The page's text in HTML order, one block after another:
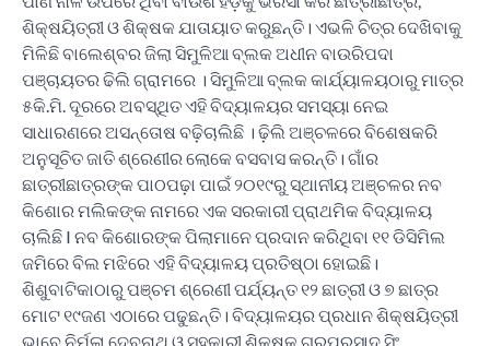
ଶିକ୍ଷୟିତ୍ରୀ ଓ ଶିକ୍ଷକ ଯାତାୟାତ କରୁଛନ୍ତି। ଏଭଳି ଚିତ୍ର ଦେଖିବାକୁ
ମିଳିଛି ବାଲେଶ୍ବର ଜିଲା ସିମୁଳିଆ ବ୍ଲକ ଅଧୀନ ବାଉରିପଦା
ପଞ୍ଚାୟତର ଢିଲି ଗ୍ରାମରେ । ସିମୁଳିଆ ବ୍ଲକ କାର୍ଯ୍ୟାଳୟଠାରୁ ମାତ୍ର
୫କି.ମି. ଦୂରରେ ଅବସ୍ଥିତ ଏହି ବିଦ୍ୟାଳୟର ସମସ୍ୟା ନେଇ
ସାଧାରଣରେ ଅସନ୍ତୋଷ ବଢ଼ିଚାଲିଛି । ଢ଼ିଲି ଅଞ୍ଚଳରେ ବିଶେଷକରି
ଅନୁସୂଚିତ ଜାତି ଶ୍ରେଣୀର ଲୋକେ ବସବାସ କରନ୍ତି। ଗାଁର
ଛାତ୍ରୀଛାତ୍ରଙ୍କ ପାଠପଢ଼ା ପାଇଁ ୨୦୧୯ରୁ ସ୍ଥାନୀୟ ଅଞ୍ଚଳର ନବ
କିଶୋର ମଲିକଙ୍କ ନାମରେ ଏକ ସରକାରୀ ପ୍ରାଥମିକ ବିଦ୍ୟାଳୟ
ଚାଲିଛି I ନବ କିଶୋରଙ୍କ ପିଲାମାନେ ପ୍ରଦାନ କରିଥିବା ୧୧ ଡିସିମିଲ
ଜମିରେ ବିଲ ମଝିରେ ଏହି ବିଦ୍ୟାଳୟ ପ୍ରତିଷ୍ଠା ହୋଇଛି।
ଶିଶୁବାଟିକାଠାରୁ ପଞ୍ଚମ ଶ୍ରେଣୀ ପର୍ଯ୍ୟନ୍ତ ୧୨ ଛାତ୍ରୀ ଓ ୭ ଛାତ୍ର
ମୋଟ ୧୯ଜଣ ଏଠାରେ ପଢୁଛନ୍ତି। ବିଦ୍ୟାଳୟର ପ୍ରଧାନ ଶିକ୍ଷୟିତ୍ରୀ
ଭାବେ ନିର୍ମଳା ଦେବନାଥ ଓ ସହକାରୀ ଶିକ୍ଷକ ଗୁରୁପ୍ରସାଦ ସିଂ